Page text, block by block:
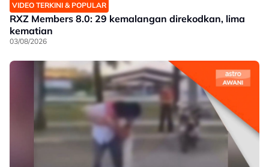
VIDEO TERKINI & POPULAR
RXZ Members 8.0: 29 kemalangan direkodkan, lima
kematian
03/08/2026